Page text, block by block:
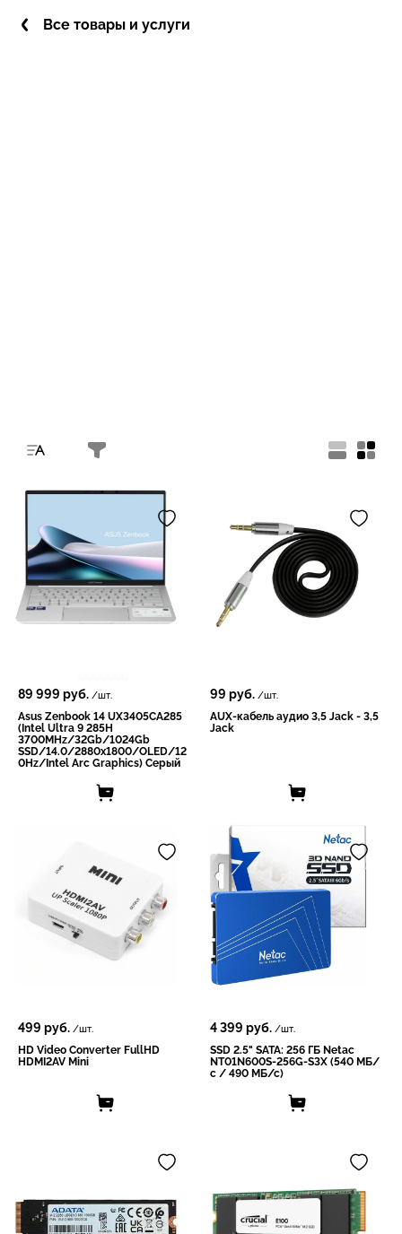
Все товары и услуги
89 999 руб. /шт.
Asus Zenbook 14 UX3405CA285
(Intel Ultra 9 285H
3700MHz/32Gb/1024Gb
SSD/14.0/2880х1800/OLED/12
0Hz/Intеl Arc Grарhiсs) Серый
99 руб. /шт.
AUX-кабель аудио 3,5 Jack - 3,5
Jack
499 руб. /шт.
HD Video Converter FullHD
HDMI2AV Mini
4 399 руб. /шт.
SSD 2.5" SATA: 256 ГБ Netac
NT01N600S-256G-S3X (540 МБ/
с / 490 МБ/с)